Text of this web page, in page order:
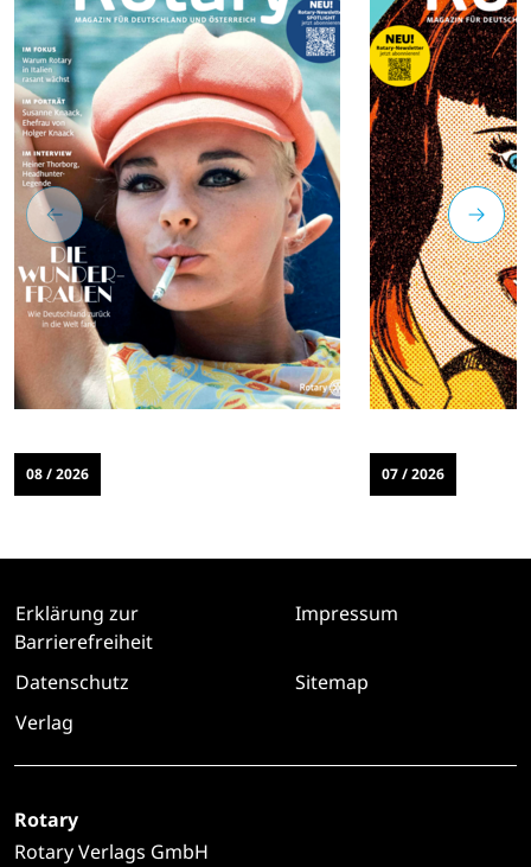
08 / 2026 07 / 2026
Erklärung zur
Barrierefreiheit
Impressum
Datenschutz
Sitemap
Verlag
Rotary
Rotary Verlags GmbH